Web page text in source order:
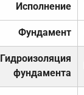
Исполнение
Фундамент
Гидроизоляция
фундамента